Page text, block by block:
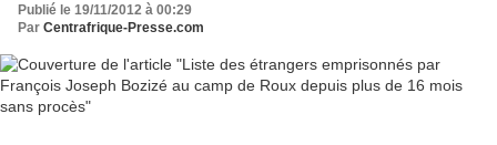
Publié le 19/11/2012 à 00:29
Par Centrafrique-Presse.com